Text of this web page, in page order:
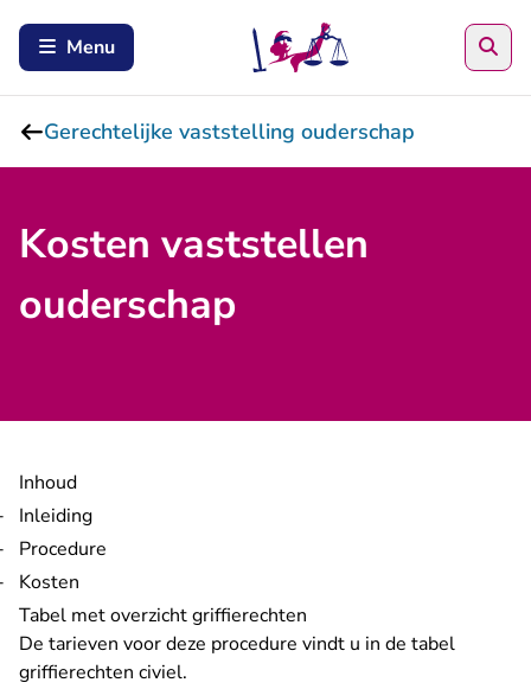
Menu
Gerechtelijke vaststelling ouderschap
Kosten vaststellen
ouderschap
Inhoud
Inleiding
Procedure
Kosten
Tabel met overzicht griffierechten
De tarieven voor deze procedure vindt u in de tabel
griffierechten civiel.